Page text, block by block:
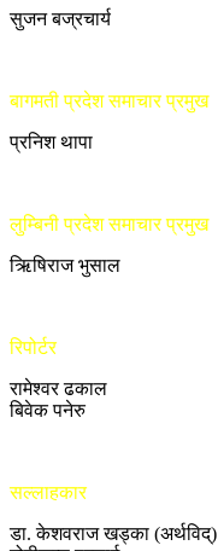
सुजन बज्रचार्य
बागमती प्रदेश समाचार प्रमुख
प्रनिश थापा
लुम्बिनी प्रदेश समाचार प्रमुख
ऋिषिराज भुसाल
रिपोर्टर
रामेश्वर ढकाल
बिवेक पनेरु
सल्लाहकार
डा. केशवराज खड्का (अर्थविद्)